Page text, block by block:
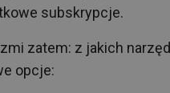
subskrypcje.
zatem: z jakich
opcje: